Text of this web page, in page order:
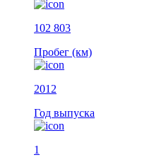
102 803
Пробег (км)
2012
Год выпуска
1